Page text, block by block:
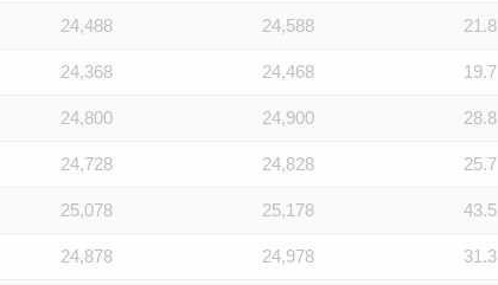
24,488 24,588 21.8
24,368 24,468 19.7
24,800 24,900 28.8
24,728 24,828 25.7
25,078 25,178 43.5
24,878 24,978 31.3